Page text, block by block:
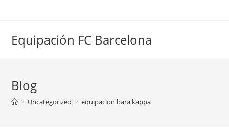
Equipación FC Barcelona
Blog
> Uncategorized > equipacion bara kappa